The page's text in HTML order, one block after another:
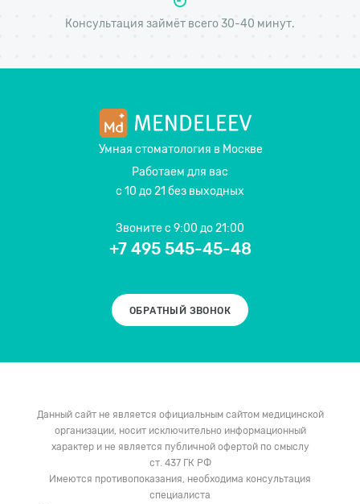
Консультация займёт всего 30-40 минут.
Умная стоматология в Москве
Работаем для вас
с 10 до 21 без выходных
Звонитес 9:00 до 21:00
+7 495 545-45-48
ОБРАТНЫЙ ЗВОНОК
Данный сайт не является официальным сайтом медицинской
организации, носит исключительно информационный
характер и не является публичной офертой по смыслу
ст. 437 ГК РФ
Имеются противопоказания, необходима консультация
специалиста